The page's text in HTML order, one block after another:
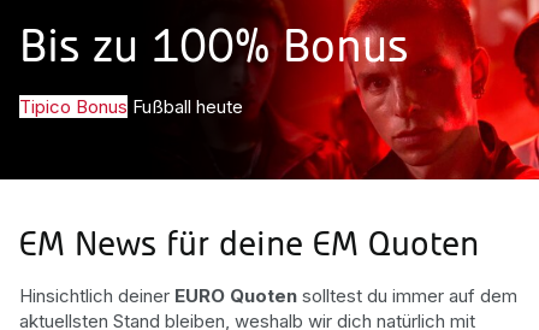
Bis zu 100% Bonus
Tipico Bonus Fußball heute
EM News für deine EM Quoten
Hinsichtlich deiner EURO Quoten solltest du immer auf dem
aktuellsten Stand bleiben, weshalb wir dich natürlich mit